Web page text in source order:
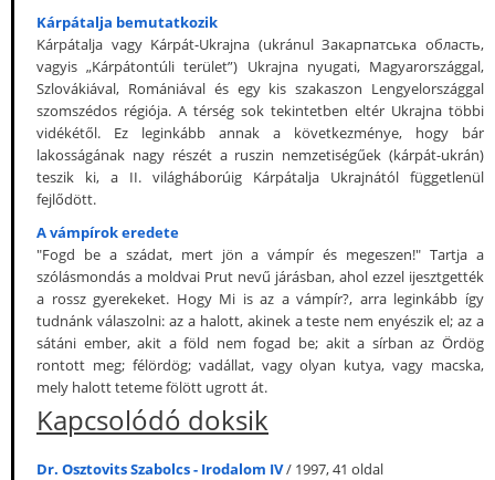
Kárpátalja bemutatkozik
Kárpátalja vagy Kárpát-Ukrajna (ukránul Закарпатська область,
vagyis „Kárpátontúli terület”) Ukrajna nyugati, Magyarországgal,
Szlovákiával, Romániával és egy kis szakaszon Lengyelországgal
szomszédos régiója. A térség sok tekintetben eltér Ukrajna többi
vidékétől. Ez leginkább annak a következménye, hogy bár
lakosságának nagy részét a ruszin nemzetiségűek (kárpát-ukrán)
teszik ki, a II. világháborúig Kárpátalja Ukrajnától függetlenül
fejlődött.
A vámpírok eredete
"Fogd be a szádat, mert jön a vámpír és megeszen!" Tartja a
szólásmondás a moldvai Prut nevű járásban, ahol ezzel ijesztgették
a rossz gyerekeket. Hogy Mi is az a vámpír?, arra leginkább így
tudnánk válaszolni: az a halott, akinek a teste nem enyészik el; az a
sátáni ember, akit a föld nem fogad be; akit a sírban az Ördög
rontott meg; félördög; vadállat, vagy olyan kutya, vagy macska,
mely halott teteme fölött ugrott át.
Kapcsolódó doksik
Dr. Osztovits Szabolcs - Irodalom IV/ 1997, 41 oldal